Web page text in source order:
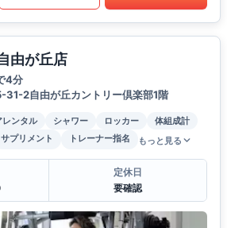
由が丘店
4分
31-2自由が丘カントリー倶楽部1階
レンタル シャワー ロッカー
体組成計
サプリメント トレーナー指名 もっと見る
定休日
要確認